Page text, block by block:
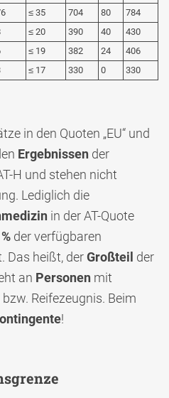
≤ 35 704 80
784
≤ 20 390 40
430
≤ 19 382 24
406
≤ 17 330 0 330
in den Quoten „EU“ und
Ergebnissen der
H und stehen nicht
Lediglich die
in der AT-Quote
der verfügbaren
Das heißt, derGroßteil der
an Personen mit
Reifezeugnis. Beim
!